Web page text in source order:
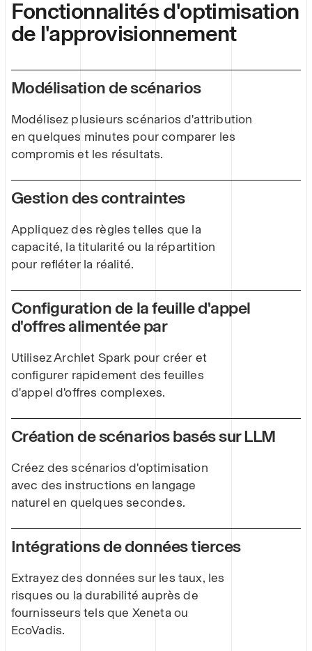
Fonctionnalités d'optimisation
de l'approvisionnement
Modélisation de scénarios
Modélisez plusieurs scénarios d'attribution
en quelques minutes pour comparer les
compromis et les résultats.
Gestion des contraintes
Appliquez des règles telles que la
capacité, la titularité ou la répartition
pour refléter la réalité.
Configuration de la feuille d'appel
d'offres alimentée par
Utilisez Archlet Spark pour créer et
configurer rapidement des feuilles
d'appel d'offres complexes.
Création de scénarios basés sur LLM
Créez des scénarios d'optimisation
avec des instructions en langage
naturel en quelques secondes.
Intégrations de données tierces
Extrayez des données sur les taux, les
risques ou la durabilité auprès de
fournisseurs tels que Xeneta ou
EcoVadis.